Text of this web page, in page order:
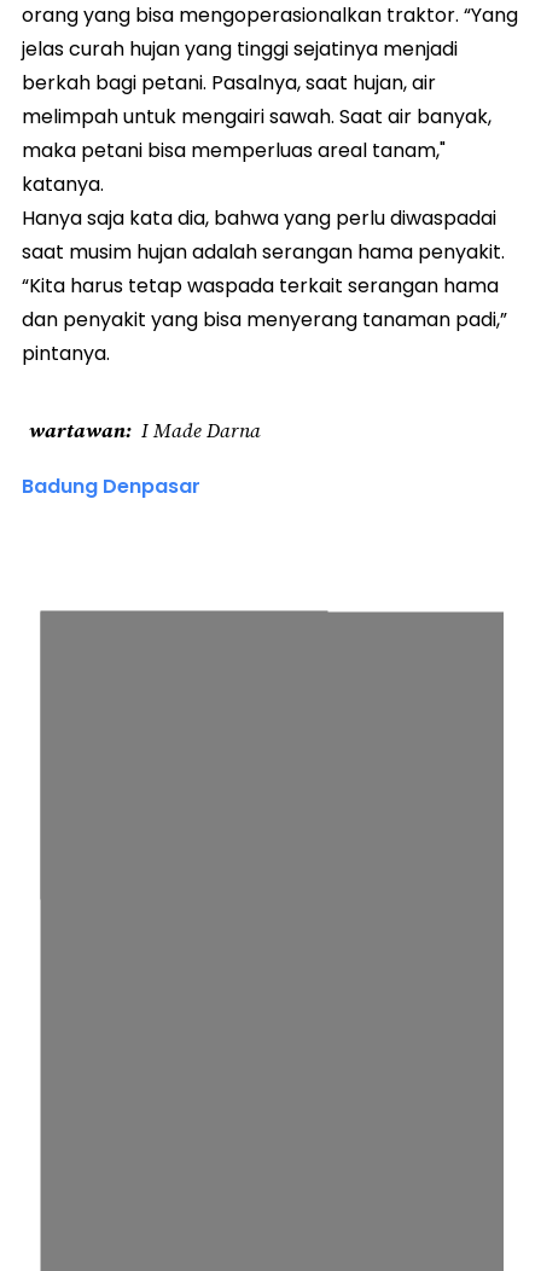
orang yang bisa mengoperasionalkan traktor. “Yang
jelas curah hujan yang tinggi sejatinya menjadi
berkah bagi petani. Pasalnya, saat hujan, air
melimpah untuk mengairi sawah. Saat air banyak,
maka petani bisa memperluas areal tanam,"
katanya.
Hanya saja kata dia, bahwa yang perlu diwaspadai
saat musim hujan adalah serangan hama penyakit.
“Kita harus tetap waspada terkait serangan hama
dan penyakit yang bisa menyerang tanaman padi,”
pintanya.
wartawan I Made Darna
Badung Denpasar